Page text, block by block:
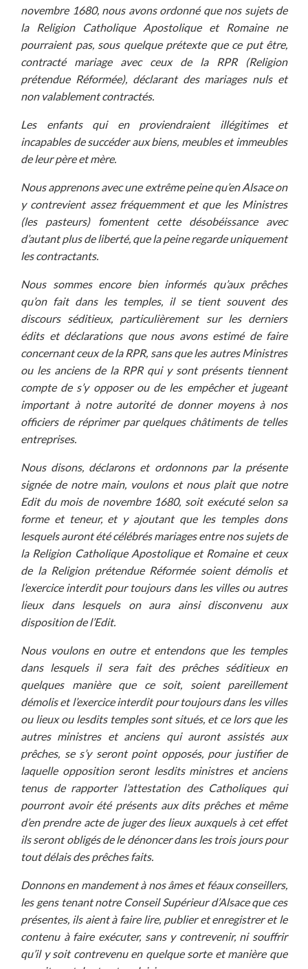
novembre 1680, nous avons ordonné que nos sujets de
la Religion Catholique Apostolique et Romaine ne
pourraient pas, sous quelque prétexte que ce put être,
contracté mariage avec ceux de la RPR (Religion
prétendue Réformée), déclarant des mariages nuls et
non valablement contractés.
Les enfants qui en proviendraient illégitimes et
incapables de succéder aux biens, meubles et immeubles
de leur père et mère.
Nous apprenons avec une extrême peine qu’en Alsace on
y contrevient assez fréquemment et que les Ministres
(les pasteurs) fomentent cette désobéissance avec
d’autant plus de liberté, que la peine regarde uniquement
les contractants.
Nous sommes encore bien informés qu’aux prêches
qu’on fait dans les temples, il se tient souvent des
discours séditieux, particulièrement sur les derniers
édits et déclarations que nous avons estimé de faire
concernant ceux de la RPR, sans que les autres Ministres
ou les anciens de la RPR qui y sont présents tiennent
compte de s’y opposer ou de les empêcher et jugeant
important à notre autorité de donner moyens à nos
officiers de réprimer par quelques châtiments de telles
entreprises.
Nous disons, déclarons et ordonnons par la présente
signée de notre main, voulons et nous plait que notre
Edit du mois de novembre 1680, soit exécuté selon sa
forme et teneur, et y ajoutant que les temples dons
lesquels auront été célébrés mariages entre nos sujets de
la Religion Catholique Apostolique et Romaine et ceux
de la Religion prétendue Réformée soient démolis et
l’exercice interdit pour toujours dans les villes ou autres
lieux dans lesquels on aura ainsi disconvenu aux
disposition de l’Edit.
Nous voulons en outre et entendons que les temples
dans lesquels il sera fait des prêches séditieux en
quelques manière que ce soit, soient pareillement
démolis et l’exercice interdit pour toujours dans les villes
ou lieux ou lesdits temples sont situés, et ce lors que les
autres ministres et anciens qui auront assistés aux
prêches, se s’y seront point opposés, pour justifier de
laquelle opposition seront lesdits ministres et anciens
tenus de rapporter l’attestation des Catholiques qui
pourront avoir été présents aux dits prêches et même
d’en prendre acte de juger des lieux auxquels à cet effet
ils seront obligés de le dénoncer dans les trois jours pour
tout délais des prêches faits.
Donnons en mandement à nos âmes et féaux conseillers,
les gens tenant notre Conseil Supérieur d’Alsace que ces
présentes, ils aient à faire lire, publier et enregistrer et le
contenu à faire exécuter, sans y contrevenir, ni souffrir
qu’il y soit contrevenu en quelque sorte et manière que